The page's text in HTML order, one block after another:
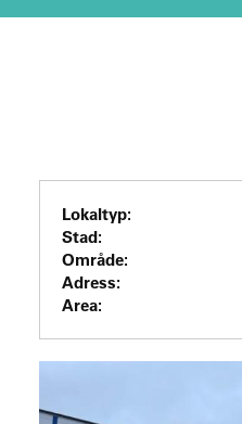
Lokaltyp:
Stad:
Område:
Adress:
Area: